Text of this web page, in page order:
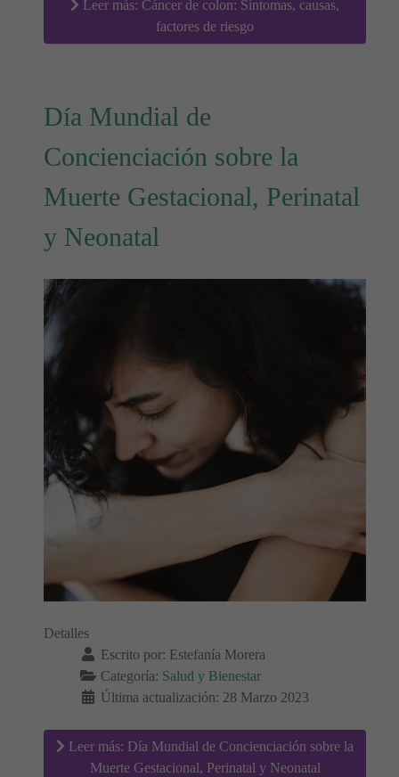
Leer más: Cáncer de colon: Síntomas, causas,
factores de riesgo
Día Mundial de
Concienciación sobre la
Muerte Gestacional, Perinatal
y Neonatal
Detalles
Escrito por: Estefanía Morera
Categoría: Salud y Bienestar
Última actualización: 28 Marzo 2023
Leer más: Día Mundial de Concienciación sobre la
Muerte Gestacional, Perinatal y Neonatal